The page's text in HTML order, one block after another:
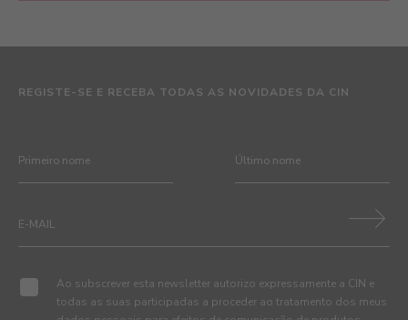
REGISTE-SE E RECEBA TODAS AS NOVIDADES DA CIN
Ao subscrever esta newsletter autorizo expressamente a CIN e
todas as suas participadas a proceder ao tratamento dos meus